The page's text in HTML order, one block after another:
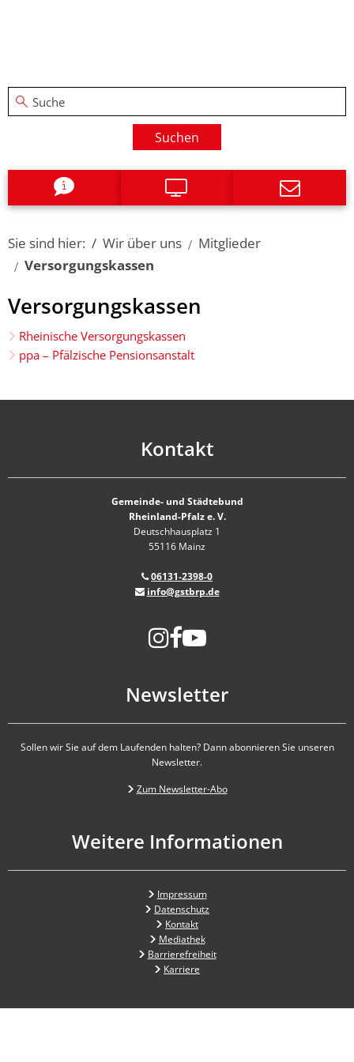
Suchen
Sie sind hier: Wir über uns
Mitglieder
Versorgungskassen
Versorgungskassen
Versorgungskassen
Rheinische Versorgungskassen
ppa – Pfälzische Pensionsanstalt
Kontakt
Gemeinde- und Städtebund
Rheinland-Pfalz e. V.
Deutschhausplatz 1
55116 Mainz
06131-2398-0
info@gstbrp.de
Newsletter
Sollen wir Sie auf dem Laufenden halten? Dann abonnieren Sie unseren
Newsletter.
Zum Newsletter-Abo
Weitere Informationen
Impressum
Datenschutz
Kontakt
Mediathek
Barrierefreiheit
Karriere